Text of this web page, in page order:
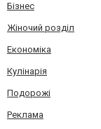
Бізнес
Жіночий розділ
Економіка
Кулінарія
Подорожі
Реклама